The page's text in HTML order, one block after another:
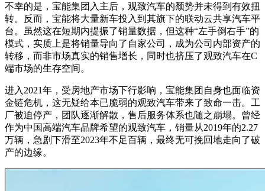
不幸的是，宝能集团入主后，观致汽车的颓势并未得到有效扭
转。反而，宝能将大量新车投入到其旗下的联动云共享汽车平
台。虽然这在短期内提振了销量数据，但这种“左手倒右手”的
模式，实质上是将销量导向了自家公司，成为公司内部资产的
转移，而非市场真实的销售增长，同时也挤压了观致汽车在C
端市场的生存空间。
进入2021年，受房地产市场下行影响，宝能集团自身也面临资
金链危机，这无疑给本已脆弱的观致汽车带来了致命一击。工
厂被迫停产，团队逐渐解散，售后服务体系也随之崩塌。曾经
作为中国高端汽车品牌希望的观致汽车，销量从2019年的2.27
万辆，急剧下滑至2023年不足百辆，最终无可挽回地走向了破
产的边缘。